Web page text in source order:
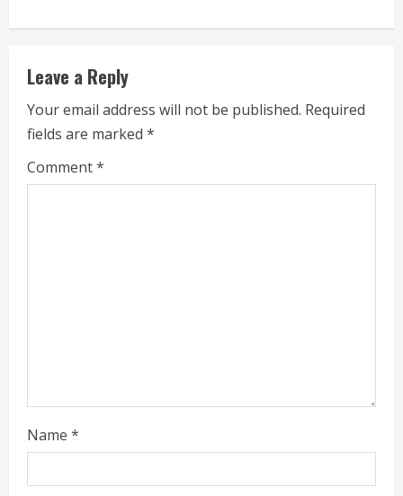
u
e
R
e
Leave a Reply
Your email address will not be published. Required
fields are marked *
Comment*
Name *